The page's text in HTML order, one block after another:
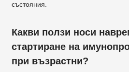
състояния.
Какви ползи носи
стартиране на
при възрастни?